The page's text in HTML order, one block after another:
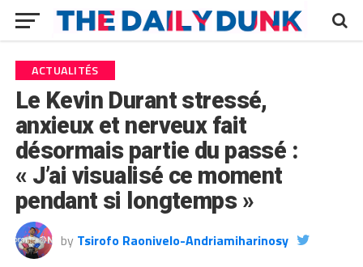
ACTUALITÉS
Le Kevin Durant stressé,
anxieux et nerveux fait
désormais partie du passé :
« J’ai visualisé ce moment
pendant si longtemps »
by Tsirofo Raonivelo-Andriamiharinosy